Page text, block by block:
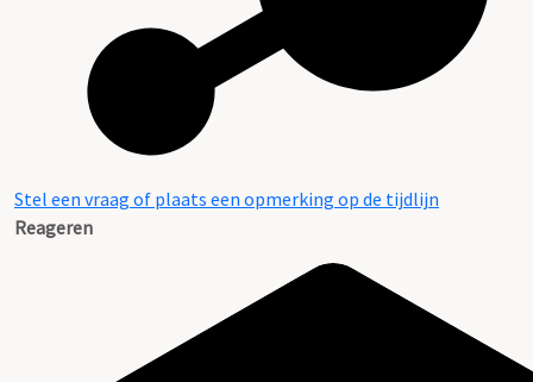
Stel een vraag of plaats een opmerking op de tijdlijn
Reageren